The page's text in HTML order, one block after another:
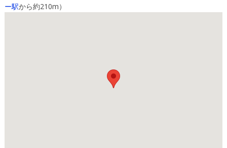
ー駅から約210m）